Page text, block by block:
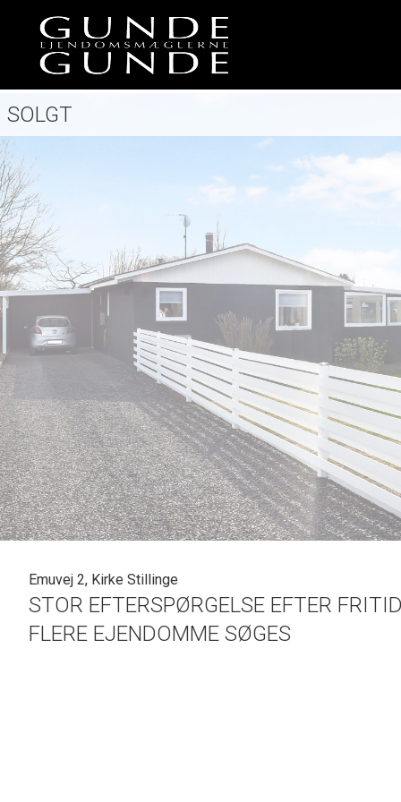
SOLGT
Emuvej 2, Kirke Stillinge
STOR EFTERSPØRGELSE EFTER
FLERE EJENDOMME SØGES